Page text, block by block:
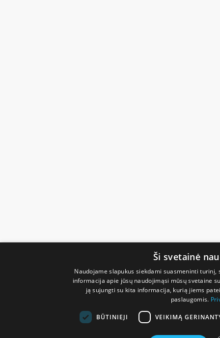
Ši svetainė
Naudojame slapukus siekdami suasmeninti
informacija apie jūsų naudojimąsi mūsų svetaine
ją sujungti su kita informacija, kurią jiems
paslaugomis.
BŪTINIEJI VEIKIMĄ